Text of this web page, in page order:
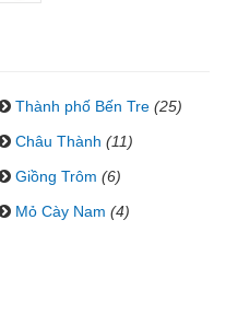
Thành phố Bến Tre (25)
Châu Thành (11)
Giồng Trôm (6)
Mỏ Cày Nam (4)